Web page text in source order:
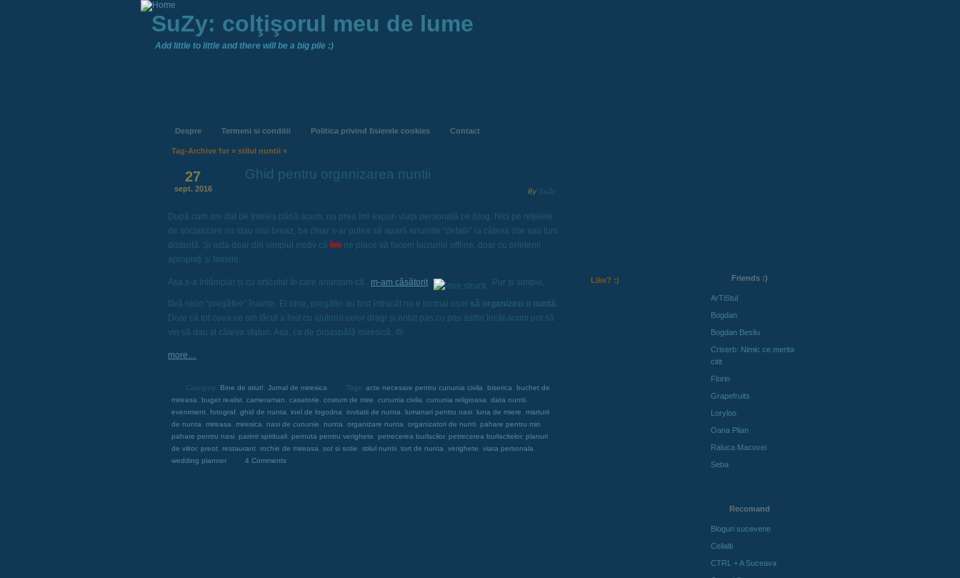
SuZy: colţişorul meu de lume
Add little to little and there will be a big pile :)
Despre Termeni si conditii Politica privind fisierele cookies Contact
Tag-Archive for » stilul nuntii «
27
sept. 2016
Ghid pentru organizarea nuntii
By SuZy
După cum am dat de înțeles până acum, nu prea îmi expun viața personală pe blog. Nici pe rețelele
de socializare nu stau mai breaz, ba chiar s-ar putea să apară anumite “detalii” la câteva zile sau luni
distanță. Și asta doar din simplul motiv că îmi ne place să facem lucrurile offline, doar cu prietenii
apropiați și familie.
Așa s-a întâmplat și cu articolul în care anunțam că.. m-am căsătorit Pur și simplu,
fără nicio “pregătire” înainte. Ei bine, pregătiri au fost întrucât nu e tocmai ușor să organizezi o nuntă.
Doar că tot ceea ce am făcut a fost cu ajutorul celor dragi și notat pas cu pas astfel încât acum pot să
vin să dau și câteva sfaturi. Așa, ca de proaspătă miresică. 👰
more…
Category: Bine de stiut! Jurnal de miresica Tags: acte necesare pentru cununia civila biserica
buchet de
mireasa
buget realist cameraman casatorie costum de mire cununia civila cununia religioasa data nuntii
eveniment fotograf ghid de nunta inel de logodna invitatii de nunta lumanari pentru nasi luna de miere
marturii
de nunta
mireasa miresica nasi de cununie nunta organizare nunta organizatori de nunti pahare pentru miri
pahare pentru nasi parinti spirituali pernuta pentru verighete petrecerea burlacilor, petrecerea burlacitelor, planuri
de viitor, preot restaurant rochie de mireasa sot si sotie stilul nuntii tort de nunta verighete viata personala
wedding planner
4 Comments
Like? :) Friends :)
ArTiStul
Bogdan
Bogdan Besliu
Criserb: Nimic ce merita
citit
Florin
Grapefruits
Loryloo
Oana Plian
Raluca Macovei
Seba
Recomand
Bloguri sucevene
Ceilalti
CTRL + A Suceava